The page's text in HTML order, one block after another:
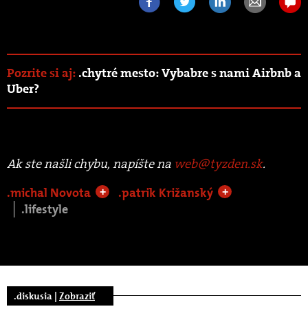
Pozrite si aj:.chytré mesto: Vybabre s nami Airbnb a
Uber?
Ak ste našli chybu, napíšte na web@tyzden.sk.
.michal Novota
+ .patrik Križanský +
.lifestyle
.diskusia | Zobraziť